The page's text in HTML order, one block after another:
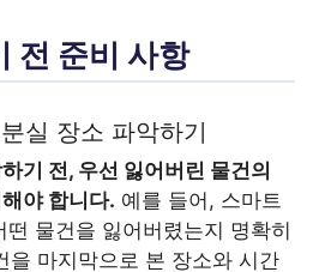
전 준비 사항
실 장소 파악하기
기 전, 우선 잃어버린 물건의
야 합니다. 예를 들어, 스마트
물건을 잃어버렸는지 명확히
을 마지막으로 본 장소와 시간